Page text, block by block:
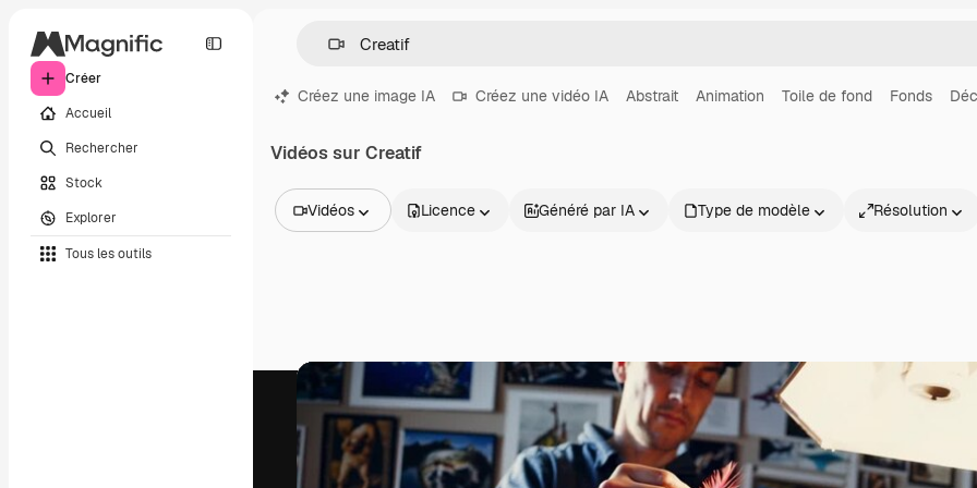
Créer
Accueil
Rechercher
Stock
Explorer
Tous les outils
Créez une image IA Créez une vidéo IA Abstrait Animation Toile de fond Fonds
Vidéos sur Creatif
Vidéos
Vidéos
Clips de vidéo
Graphiques animés
Templates vidéos
Icônes
Modèles 3D
Polices
Licence Généré par IA Type de modèle Résolution
Produits Commencer